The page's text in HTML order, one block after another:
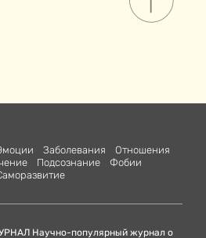
Заболевания
Отношения
Подсознание
Фобии
Научно-популярный журнал о